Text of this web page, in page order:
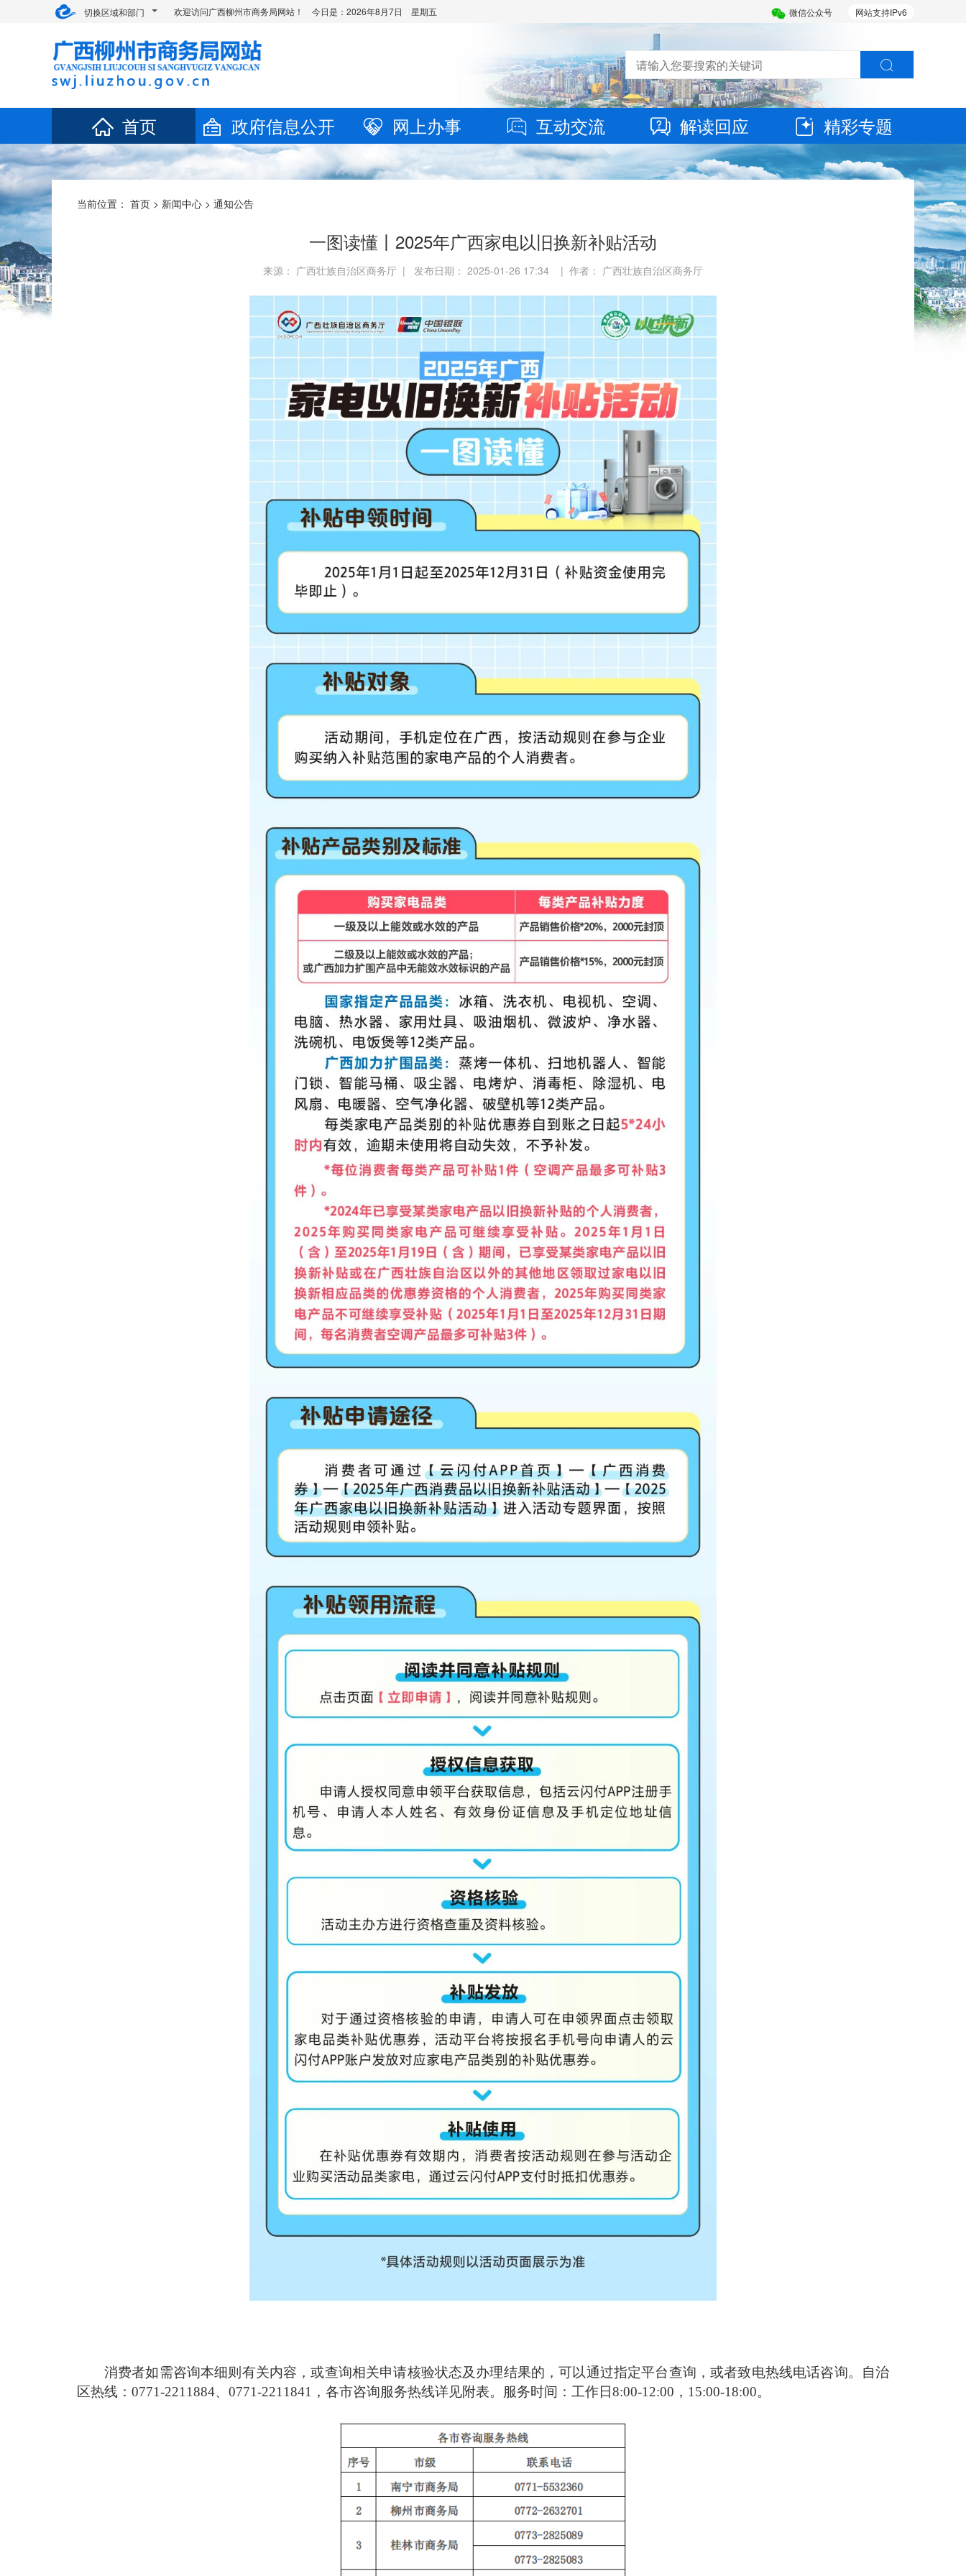
切换区域和部门 网站支持IPv6
微信公众号
欢迎访问广西柳州市商务局网站！ 今日是： 2026年8月7日 星期五
首页 政府信息公开 网上办事 互动交流 解读回应 精彩专题
当前位置： 首页 > 新闻中心 > 通知公告
一图读懂丨2025年广西家电以旧换新补贴活动
来源： 广西壮族自治区商务厅 | 发布日期： 2025-01-26 17:34 | 作者： 广西壮族自治区商务厅
消费者如需咨询本细则有关内容，或查询相关申请核验状态及办理结果的，可以通过指定平台查询，或者致电热线电话咨询。自治
区热线：0771-2211884、0771-2211841，各市咨询服务热线详见附表。服务时间：工作日8:00-12:00，15:00-18:00。